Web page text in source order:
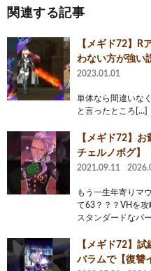
関連する記事
【メギド72】R
わない方が強い
2023.01.01
単体なら間違いな
と言ったところ[…]
【メギド72】
チェルノボグ】
2021.09.11
もう一生年寄りマ
て63？？？VHを攻
スタンダードなパ
【メギド72】
バラムで【復讐